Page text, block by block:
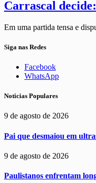
Carrascal
Em uma partida tensa e
Siga nas Redes
Facebook
WhatsApp
Noticias Populares
9 de agosto de 2026
Pai que desmaiou em
9 de agosto de 2026
Paulistanos enfrentam